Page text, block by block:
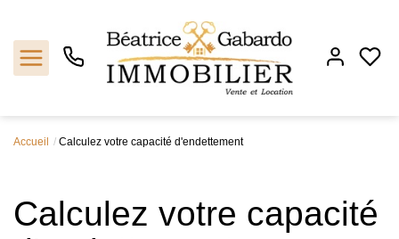
Ventes
Accueil Calculez votre capacité d'endettement
Calculez votre capacité